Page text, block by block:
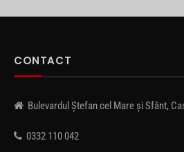
CONTACT
Bulevardul Ștefan cel Mare și Sfânt,
0332 110 042